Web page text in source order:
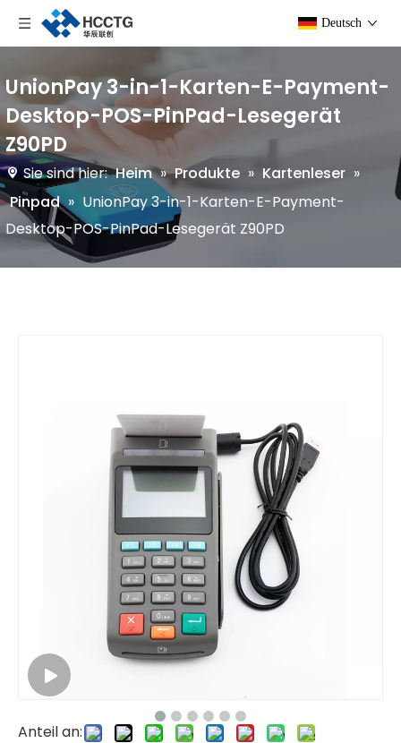
Deutsch
UnionPay 3-in-1-Karten-E-Payment-
Desktop-POS-PinPad-Lesegerät
Z90PD
Sie sind hier: Heim » Produkte » Kartenleser »
Pinpad » UnionPay 3-in-1-Karten-E-Payment-
Desktop-POS-PinPad-Lesegerät Z90PD
Anteil an: